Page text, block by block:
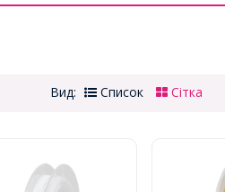
Вид: Список Сітка